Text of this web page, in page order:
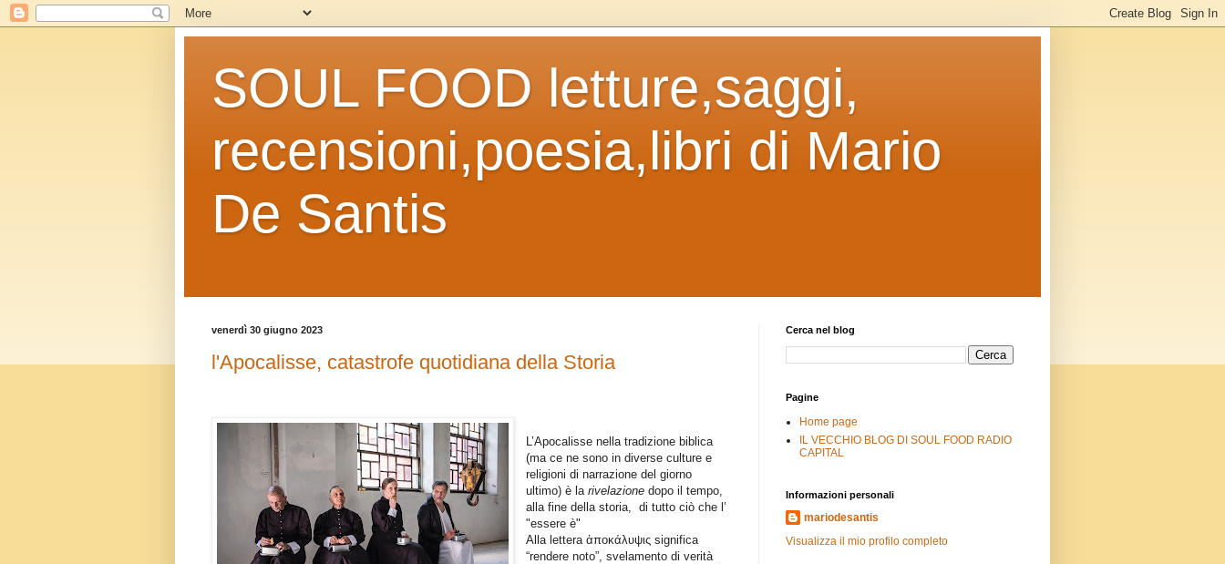
SOUL FOOD letture,saggi,
recensioni,poesia,libri di Mario
De Santis
venerdì 30 giugno 2023
l'Apocalisse, catastrofe quotidiana della Storia
L’Apocalisse nella tradizione biblica
(ma ce ne sono in diverse culture e
religioni di narrazione del giorno
ultimo) è larivelazione dopo il tempo,
alla fine della storia,
di tutto ciò che l’
"essere è"
Alla lettera ἀποκάλυψις significa
“rendere noto”, svelamento di verità
Cerca nel blog
Pagine
Home page
IL VECCHIO BLOG DI SOUL FOOD RADIO
CAPITAL
Informazioni personali
mariodesantis
Visualizza il mio profilo completo